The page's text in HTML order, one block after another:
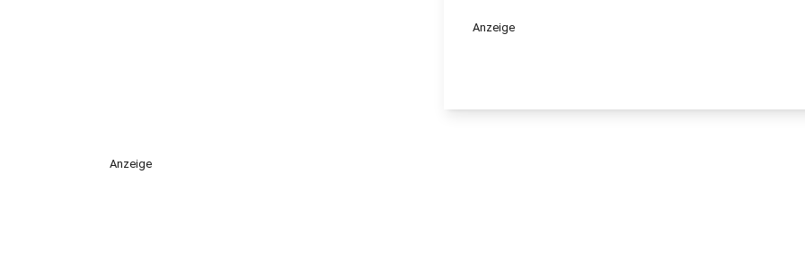
Anzeige
Anzeige